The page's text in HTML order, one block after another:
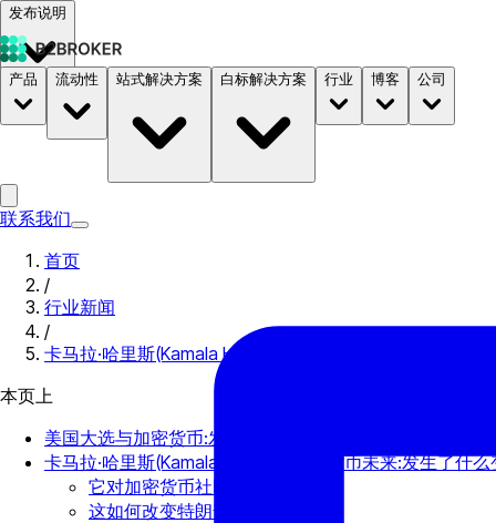
发布说明
文档 定价 B2STORE
产品 流动性 站式解决方案 白标解决方案 行业 博客 公司
联系我们
首页
/
行业新闻
/
卡马拉·哈里斯(Kamala Harris)的加密货币立场:它如何影
本页上
美国大选与加密货币:发生了什么?
卡马拉·哈里斯(Kamala Harris)的加密货币未来:发生了什么
它对加密货币社区有何影响?
这如何改变特朗普的胜算?